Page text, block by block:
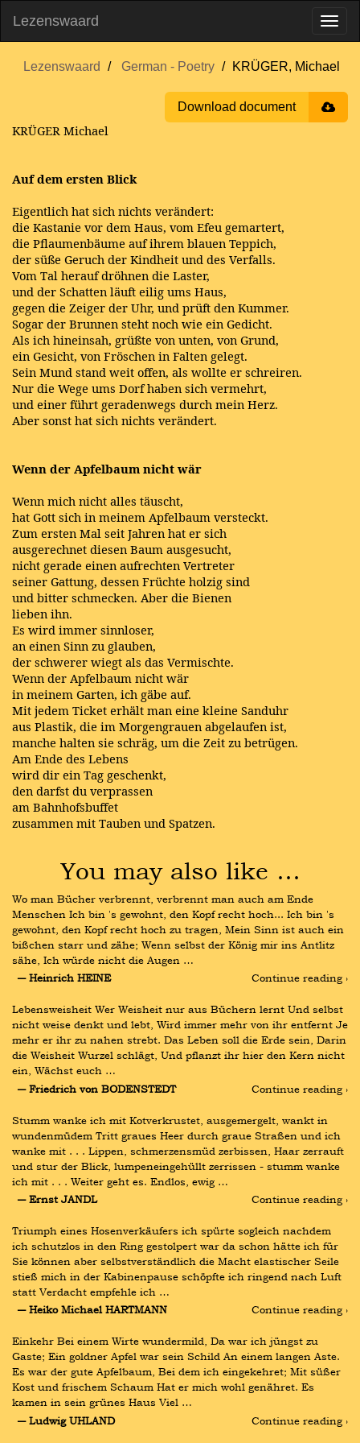
Lezenswaard
Lezenswaard German - Poetry KRÜGER, Michael
Download document
KRÜGER Michael
Auf dem ersten Blick
Eigentlich hat sich nichts verändert:
die Kastanie vor dem Haus, vom Efeu gemartert,
die Pflaumenbäume auf ihrem blauen Teppich,
der süße Geruch der Kindheit und des Verfalls.
Vom Tal herauf dröhnen die Laster,
und der Schatten läuft eilig ums Haus,
gegen die Zeiger der Uhr, und prüft den Kummer.
Sogar der Brunnen steht noch wie ein Gedicht.
Als ich hineinsah, grüßte von unten, von Grund,
ein Gesicht, von Fröschen in Falten gelegt.
Sein Mund stand weit offen, als wollte er schreiren.
Nur die Wege ums Dorf haben sich vermehrt,
und einer führt geradenwegs durch mein Herz.
Aber sonst hat sich nichts verändert.
Wenn der Apfelbaum nicht wär
Wenn mich nicht alles täuscht,
hat Gott sich in meinem Apfelbaum versteckt.
Zum ersten Mal seit Jahren hat er sich
ausgerechnet diesen Baum ausgesucht,
nicht gerade einen aufrechten Vertreter
seiner Gattung, dessen Früchte holzig sind
und bitter schmecken. Aber die Bienen
lieben ihn.
Es wird immer sinnloser,
an einen Sinn zu glauben,
der schwerer wiegt als das Vermischte.
Wenn der Apfelbaum nicht wär
in meinem Garten, ich gäbe auf.
Mit jedem Ticket erhält man eine kleine Sanduhr
aus Plastik, die im Morgengrauen abgelaufen ist,
manche halten sie schräg, um die Zeit zu betrügen.
Am Ende des Lebens
wird dir ein Tag geschenkt,
den darfst du verprassen
am Bahnhofsbuffet
zusammen mit Tauben und Spatzen.
You may also like …
Wo man Bücher verbrennt, verbrennt man auch am Ende
Menschen Ich bin 's gewohnt, den Kopf recht hoch... Ich bin 's
gewohnt, den Kopf recht hoch zu tragen, Mein Sinn ist auch ein
bißchen starr und zähe; Wenn selbst der König mir ins Antlitz
sähe, Ich würde nicht die Augen …
― Heinrich HEINE
Continue reading ›
Lebensweisheit Wer Weisheit nur aus Büchern lernt Und selbst
nicht weise denkt und lebt, Wird immer mehr von ihr entfernt Je
mehr er ihr zu nahen strebt. Das Leben soll die Erde sein, Darin
die Weisheit Wurzel schlägt, Und pflanzt ihr hier den Kern nicht
ein, Wächst euch …
― Friedrich von BODENSTEDT
Continue reading ›
Stumm wanke ich mit Kotverkrustet, ausgemergelt, wankt in
wundenmüdem Tritt graues Heer durch graue Straßen und ich
wanke mit . . . Lippen, schmerzensmüd zerbissen, Haar zerrauft
und stur der Blick, lumpeneingehüllt zerrissen - stumm wanke
ich mit . . . Weiter geht es. Endlos, ewig …
― Ernst JANDL
Continue reading ›
Triumph eines Hosenverkäufers ich spürte sogleich nachdem
ich schutzlos in den Ring gestolpert war da schon hätte ich für
Sie können aber selbstverständlich die Macht elastischer Seile
stieß mich in der Kabinenpause schöpfte ich ringend nach Luft
statt Verdacht empfehle ich …
― Heiko Michael HARTMANN
Continue reading ›
Einkehr Bei einem Wirte wundermild, Da war ich jüngst zu
Gaste; Ein goldner Apfel war sein Schild An einem langen Aste.
Es war der gute Apfelbaum, Bei dem ich eingekehret; Mit süßer
Kost und frischem Schaum Hat er mich wohl genähret. Es
kamen in sein grünes Haus Viel …
― Ludwig UHLAND
Continue reading ›